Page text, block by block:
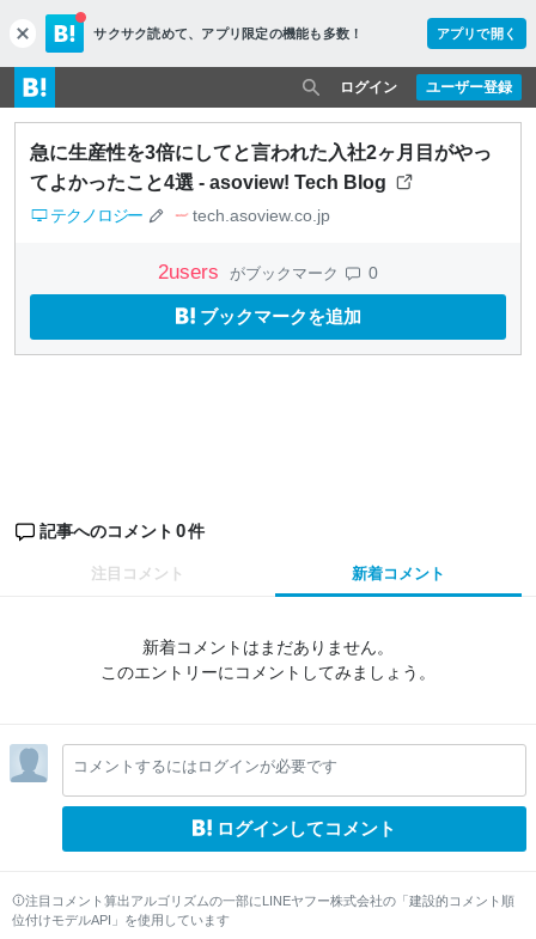
c
l
o
s
e
サクサク読めて、 アプリ限定の機能も多数！ アプリで開く
ユーザー登録
ログイン
急に生産性を3倍にしてと言われた入社2ヶ月目がやっ
てよかったこと4選 - asoview! Tech Blog
テクノロジー tech.asoview.co.jp
2users がブックマーク 0
ブックマークを追加
記事へのコメント 0件
注目コメント 新着コメント
新着コメントはまだありません。
このエントリーにコメントしてみましょう。
コメントするにはログインが必要です
ログインしてコメント
注目コメント算出アルゴリズムの一部にLINEヤフー株式会社の「建設的コメント順
位付けモデルAPI」を使用しています